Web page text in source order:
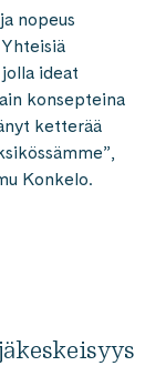
nopeus
ideat
konsepteina
ketterää
Konkelo.